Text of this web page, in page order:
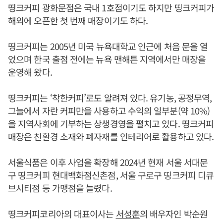
띵크커피 광화문점은 국내 1호점이기도 하지만 띵크커피가
해외에 오픈한 첫 번째 매장이기도 하다.
띵크커피는 2005년 미국 뉴욕대학교 인근에 처음 문을 열
었으며 한국 출점 전에는 뉴욕 맨해튼 지역에서만 매장을
운영해 왔다.
띵크커피는 ‘착한커피’로도 알려져 있다. 유기농, 공정무역,
그늘에서 자란 커피만을 사용하고 수익의 일부분(약 10%)
을 지역사회에 기부하는 상생경영을 펼치고 있다. 띵크커피
매장은 친환경 소재와 폐자재를 인테리어로 활용하고 있다.
서울식품은 이후 사업을 확장해 2024년 현재 서울 서대문
구 띵크커피 현대백화점신촌점, 서울 구로구 띵크커피 디큐
브시티점 등 가맹점을 늘렸다.
띵크커피코리아의 대표이사는 서성훈의 배우자인 박순원